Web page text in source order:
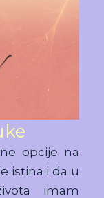
opcije na
istina i da u
imam